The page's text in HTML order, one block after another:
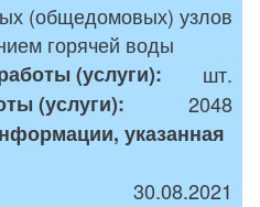
(общедомовых) узлов
горячей воды
(услуги):
шт.
(услуги):
2048
указанная
30.08.2021